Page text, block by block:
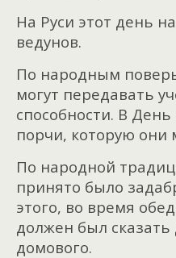
На Руси этот день
ведунов.
По народным
могут передавать
способности. В
порчи, которую они
По народной
принято было
этого, во время
должен был
домового.